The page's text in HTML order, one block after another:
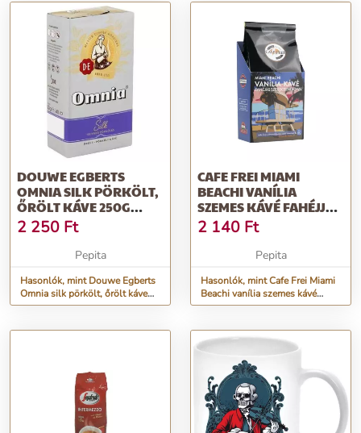
DOUWE EGBERTS
OMNIA SILK PÖRKÖLT,
ŐRÖLT KÁVE 250G
(4024260)
2 250 Ft
Pepita
Hasonlók, mint Douwe Egberts
Omnia silk pörkölt, őrölt káve
250g (4024260)
CAFE FREI MIAMI
BEACHI VANÍLIA
SZEMES KÁVÉ FAHÉJJAL
ÉS SZERECSEND...
2 140 Ft
Pepita
Hasonlók, mint Cafe Frei Miami
Beachi vanília szemes kávé
fahéjjal és szerecsend...